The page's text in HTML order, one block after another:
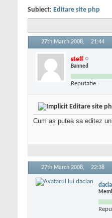
Subiect: Editare site php
27th March 2008, 21:44
steff
Banned
Reputatie:
Editare site
Cum as putea sa editez
27th March 2008, 22:38